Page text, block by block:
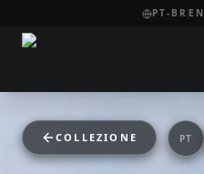
PT-BR EN
COLLEZIONE PT